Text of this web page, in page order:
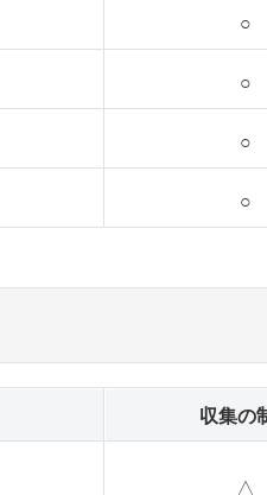
○
○
○
○
収集の
△